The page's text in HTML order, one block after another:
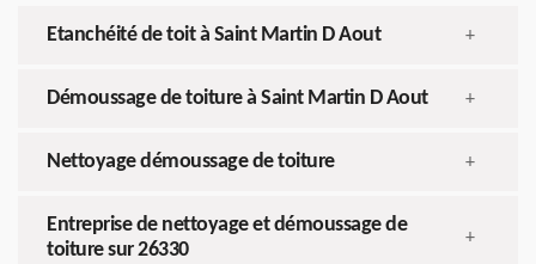
Etanchéité de toit à Saint Martin D Aout +
Démoussage de toiture à Saint Martin D Aout +
Nettoyage démoussage de toiture +
Entreprise de nettoyage et démoussage de
toiture sur 26330
+